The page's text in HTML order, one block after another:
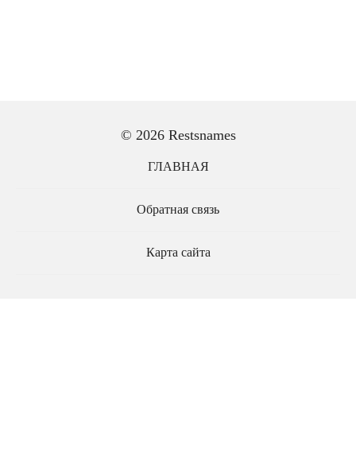
© 2026 Restsnames
ГЛАВНАЯ
Обратная связь
Карта сайта